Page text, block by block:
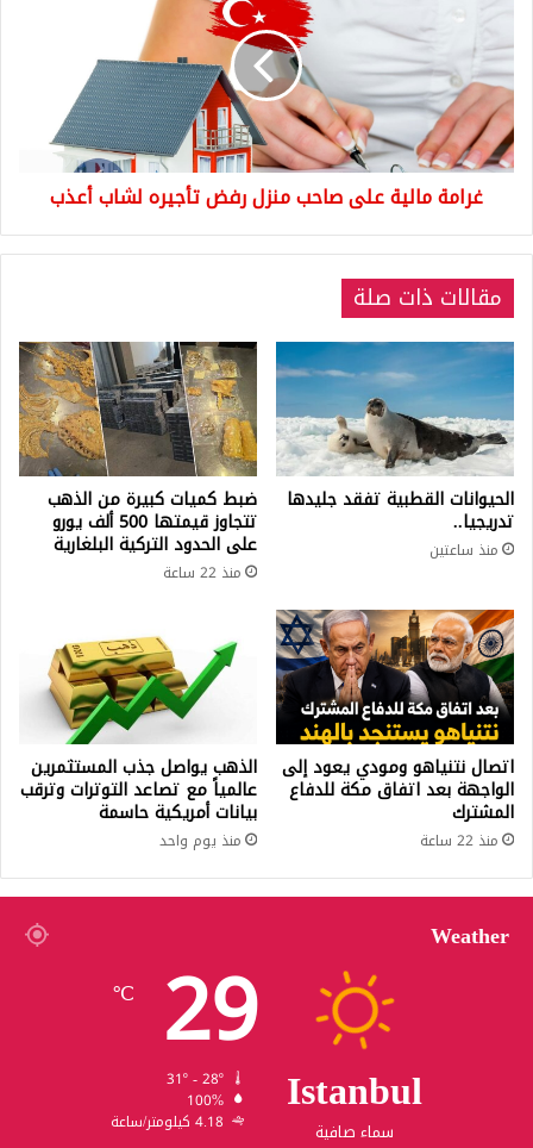
صاحب
منزل
رفض
تأجيره
لشاب
أعذب
غرامة مالية على صاحب منزل رفض تأجيره لشاب أعذب
مقالات ذات صلة
الحيوانات القطبية تفقد جليدها
تدريجيا..
منذ ساعتين
ضبط كميات كبيرة من الذهب
تتجاوز قيمتها 500 ألف يورو
على الحدود التركية البلغارية
منذ 22 ساعة
اتصال نتنياهو ومودي يعود إلى
الواجهة بعد اتفاق مكة للدفاع
المشترك
منذ 22 ساعة
الذهب يواصل جذب المستثمرين
عالمياً مع تصاعد التوترات وترقب
بيانات أمريكية حاسمة
منذ يوم واحد
Weather
Istanbul
سماء صافية
29
℃
100%
4.18 كيلومتر/ساعة